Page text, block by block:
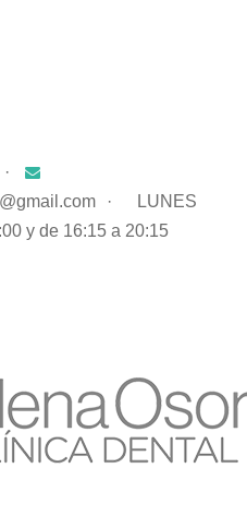
·
·
LUNES
y de 16:15 a 20:15